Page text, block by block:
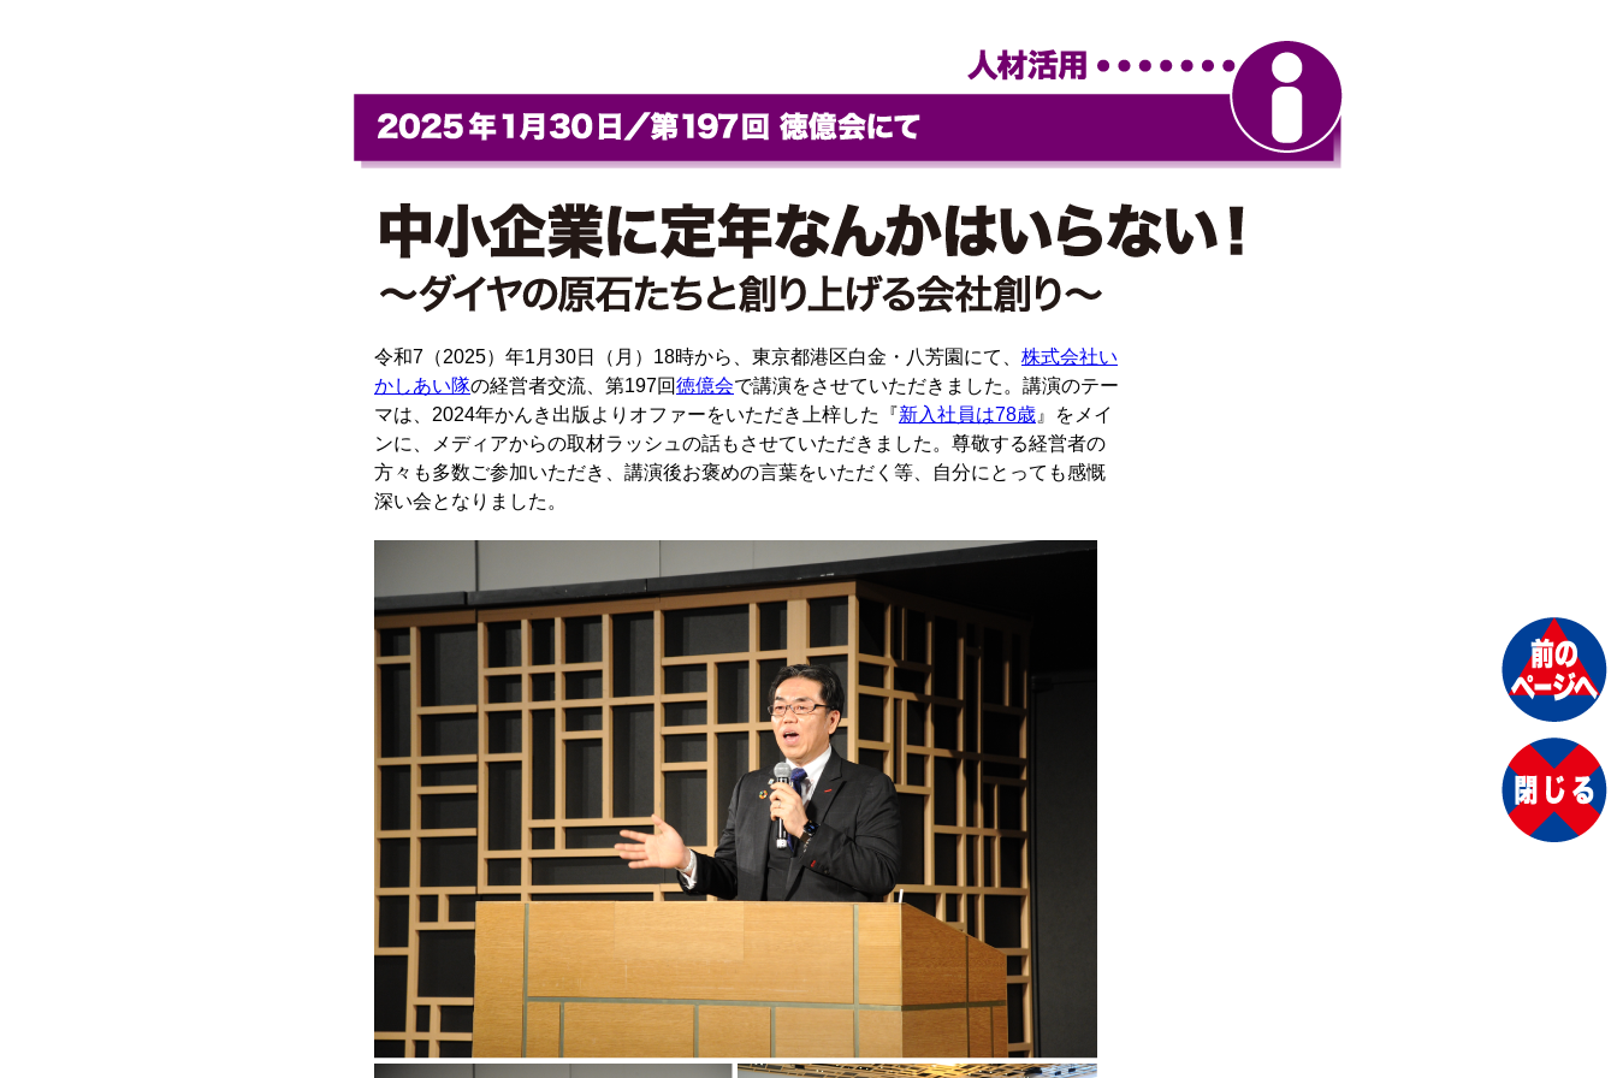
令和7（2025）年1月30日（月）18時から、東京都港区白金・八芳園にて、 株式会社い
かしあい隊の経営者交流、第197回徳億会で講演をさせていただきました。講演のテー
マは、2024年かんき出版よりオファーをいただき上梓した『新入社員は78歳 』をメイ
ンに、メディアからの取材ラッシュの話もさせていただきました。尊敬する経営者の
方々も多数ご参加いただき、講演後お褒めの言葉をいただく等、自分にとっても感慨
深い会となりました。